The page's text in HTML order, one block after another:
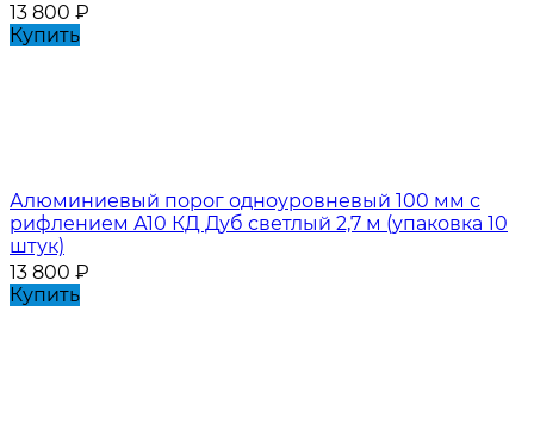
13 800 ₽
Купить
Алюминиевый порог одноуровневый 100 мм с
рифлением А10 КД Дуб светлый 2,7 м (упаковка 10
штук)
13 800 ₽
Купить